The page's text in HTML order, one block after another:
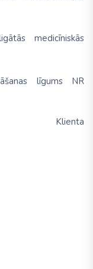
medicīniskās
līgums NR
Tūre Klienta